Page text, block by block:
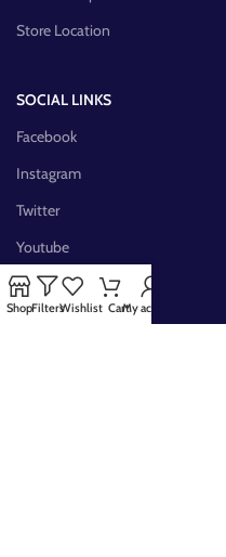
Store Location
SOCIAL LINKS
Facebook
Instagram
Twitter
Youtube
Pinterest
FB Group
ShopFiltersWishlist CartMy account